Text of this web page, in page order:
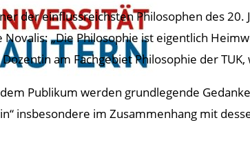
der einflussreichsten Philosophen des
„Die Philosophie ist eigentlich
am Fachgebiet Philosophie der
Publikum werden grundlegende
insbesondere im Zusammenhang mit